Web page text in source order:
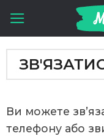
to
Ви можете
телефону або